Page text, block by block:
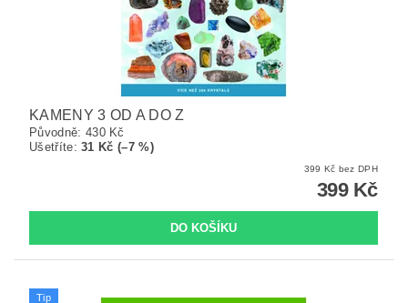
KAMENY 3 OD A DO Z
Původně: 430 Kč
Ušetříte:31 Kč (–7 %)
399 Kč bez DPH
399 Kč
Tip